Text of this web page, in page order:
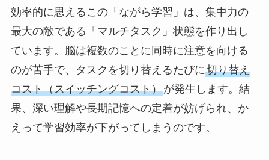
効率的に思えるこの「ながら学習」は、集中力の
最大の敵である「マルチタスク」状態を作り出し
ています。脳は複数のことに同時に注意を向ける
のが苦手で、タスクを切り替えるたびに切り替え
コスト（スイッチングコスト）が発生します。結
果、深い理解や長期記憶への定着が妨げられ、か
えって学習効率が下がってしまうのです。